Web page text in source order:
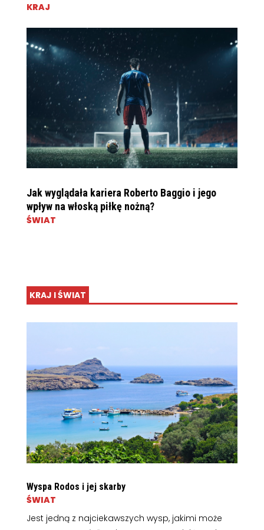
KRAJ
Jak wyglądała kariera Roberto Baggio i jego
wpływ na włoską piłkę nożną?
ŚWIAT
KRAJ I ŚWIAT
Wyspa Rodos i jej skarby
ŚWIAT
Jest jedną z najciekawszych wysp, jakimi może